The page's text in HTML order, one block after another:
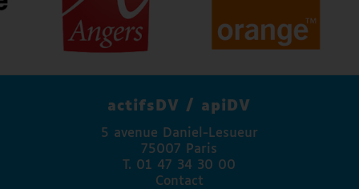
Agence régionale de santé Pays de la Loire
Angers Mécénat
Fondation Valentin Haüy
actifsDV / apiDV
5 avenue Daniel-Lesueur
75007 Paris
T. 01 47 34 30 00
Contact